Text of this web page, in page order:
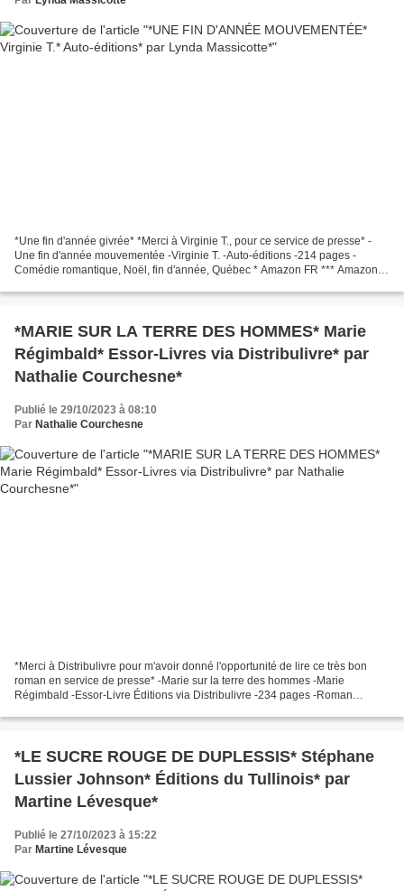
*Une fin d'année givrée* *Merci à Virginie T., pour ce service de presse* -
Une fin d'année mouvementée -Virginie T. -Auto-éditions -214 pages -
Comédie romantique, Noël, fin d'année, Québec * Amazon FR *** Amazon
*MARIE SUR LA TERRE DES HOMMES* Marie
Régimbald* Essor-Livres via Distribulivre* par
Nathalie Courchesne*
Publié le 29/10/2023 à 08:10
Par Nathalie Courchesne
*Merci à Distribulivre pour m'avoir donné l'opportunité de lire ce très bon
roman en service de presse* -Marie sur la terre des hommes -Marie
Régimbald -Essor-Livre Éditions via Distribulivre -234 pages -Roman
*LE SUCRE ROUGE DE DUPLESSIS* Stéphane
Lussier Johnson* Éditions du Tullinois* par
Martine Lévesque*
Publié le 27/10/2023 à 15:22
Par Martine Lévesque